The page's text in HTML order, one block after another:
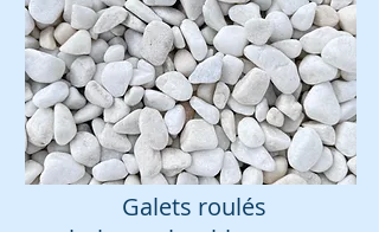
Galets roulés